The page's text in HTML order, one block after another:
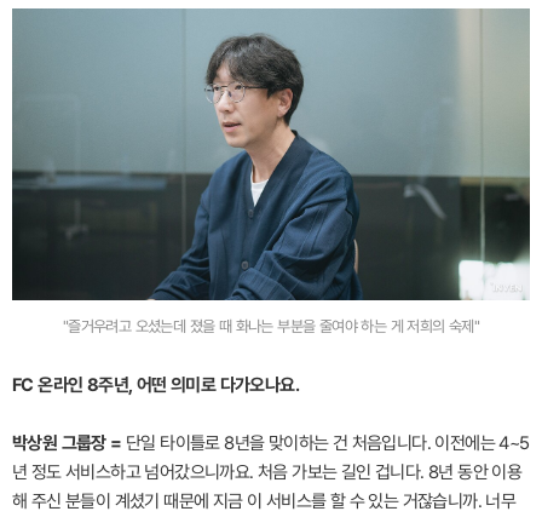
"즐거우려고 오셨는데 졌을 때 화나는 부분을 줄여야 하는 게 저희의 숙제"
FC 온라인 8주년, 어떤 의미로 다가오나요.
박상원 그룹장 = 단일 타이틀로 8년을 맞이하는 건 처음입니다. 이전에는 4~5
년 정도 서비스하고 넘어갔으니까요. 처음 가보는 길인 겁니다. 8년 동안 이용
해 주신 분들이 계셨기 때문에 지금 이 서비스를 할 수 있는 거잖습니까. 너무